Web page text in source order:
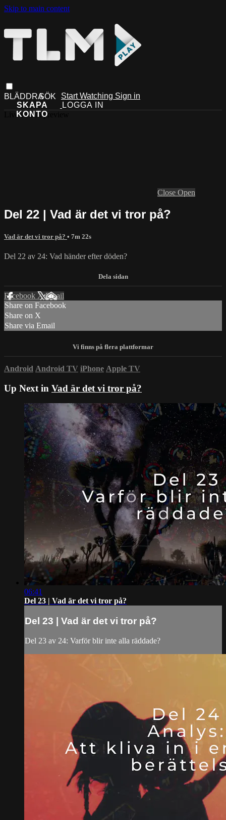
Skip to main content
Start Watching Sign in
Live stream preview
Close Open
Del 22 | Vad är det vi tror på?
Vad är det vi tror på? • 7m 22s
Del 22 av 24: Vad händer efter döden?
Facebook XEmail
Share on Facebook
Share on X
Share via Email
Android Android TV iPhone Apple TV
Up Next in Vad är det vi tror på?
06:41
Del 23 | Vad är det vi tror på?
Del 23 | Vad är det vi tror på?
Del 23 av 24: Varför blir inte alla räddade?